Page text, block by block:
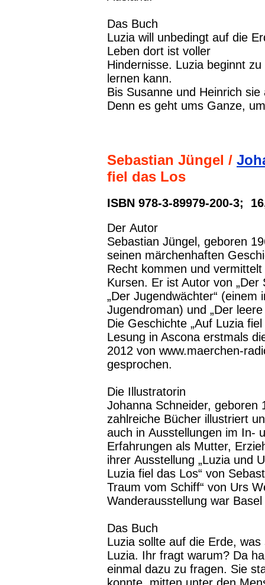
Das Buch
Luzia will unbedingt auf die
Leben dort ist voller
Hindernisse. Luzia beginnt
lernen kann.
Bis Susanne und Heinrich
Denn es geht ums Ganze,
Sebastian Jüngel /
fiel das Los
ISBN 978-3-89979-200-3;
Der Autor
Sebastian Jüngel, geboren
seinen märchenhaften
Recht kommen und
Kursen. Er ist Autor von „Der
„Der Jugendwächter“ (einem
Jugendroman) und „Der
Die Geschichte „Auf Luzia
Lesung in Ascona erstmals
2012 von www.maerchen-
gesprochen.
Die Illustratorin
Johanna Schneider, geboren
zahlreiche Bücher illustriert
auch in Ausstellungen im In-
Erfahrungen als Mutter,
ihrer Ausstellung „Luzia und
Luzia fiel das Los“ von
Traum vom Schiff“ von Urs
Wanderausstellung war
Das Buch
Luzia sollte auf die Erde,
Luzia. Ihr fragt warum? Da
einmal dazu zu fragen. Sie